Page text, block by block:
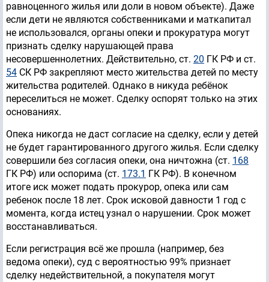
равноценного жилья или доли в новом объекте). Даже
если дети не являются собственниками и маткапитал
не использовался, органы опеки и прокуратура могут
признать сделку нарушающей права
несовершеннолетних. Действительно, ст. 20 ГК РФ и ст.
54 СК РФ закрепляют место жительства детей по месту
жительства родителей. Однако в никуда ребёнок
переселиться не может. Сделку оспорят только на этих
основаниях.
Опека никогда не даст согласие на сделку, если у детей
не будет гарантированного другого жилья. Если сделку
совершили без согласия опеки, она ничтожна (ст. 168
ГК РФ) или оспорима (ст. 173.1 ГК РФ). В конечном
итоге иск может подать прокурор, опека или сам
ребенок после 18 лет. Срок исковой давности 1 год с
момента, когда истец узнал о нарушении. Срок может
восстанавливаться.
Если регистрация всё же прошла (например, без
ведома опеки), суд с вероятностью 99% признает
сделку недействительной, а покупателя могут